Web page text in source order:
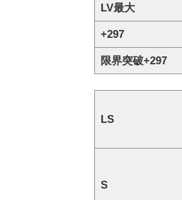
LV最大
+297
限界突破+297
LS
S